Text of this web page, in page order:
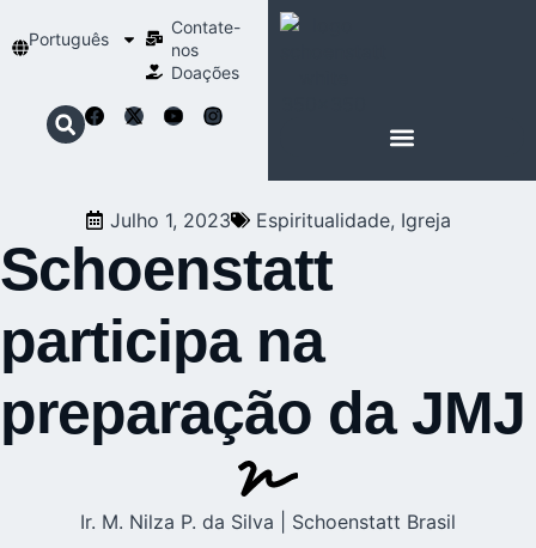
Português
Contate-
nos
Doações
Julho 1, 2023 Espiritualidade, Igreja
Schoenstatt
participa na
preparação da JMJ
Ir. M. Nilza P. da Silva | Schoenstatt Brasil